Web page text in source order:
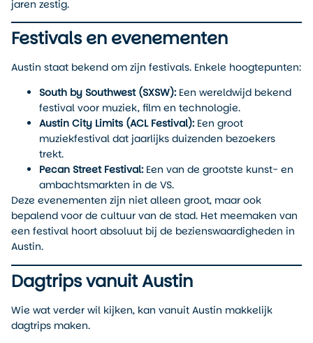
jaren zestig.
Festivals en evenementen
Austin staat bekend om zijn festivals. Enkele hoogtepunten:
South by Southwest (SXSW): Een wereldwijd bekend
festival voor muziek, film en technologie.
Austin City Limits (ACL Festival): Een groot
muziekfestival dat jaarlijks duizenden bezoekers
trekt.
Pecan Street Festival: Een van de grootste kunst- en
ambachtsmarkten in de VS.
Deze evenementen zijn niet alleen groot, maar ook
bepalend voor de cultuur van de stad. Het meemaken van
een festival hoort absoluut bij de bezienswaardigheden in
Austin.
Dagtrips vanuit Austin
Wie wat verder wil kijken, kan vanuit Austin makkelijk
dagtrips maken.